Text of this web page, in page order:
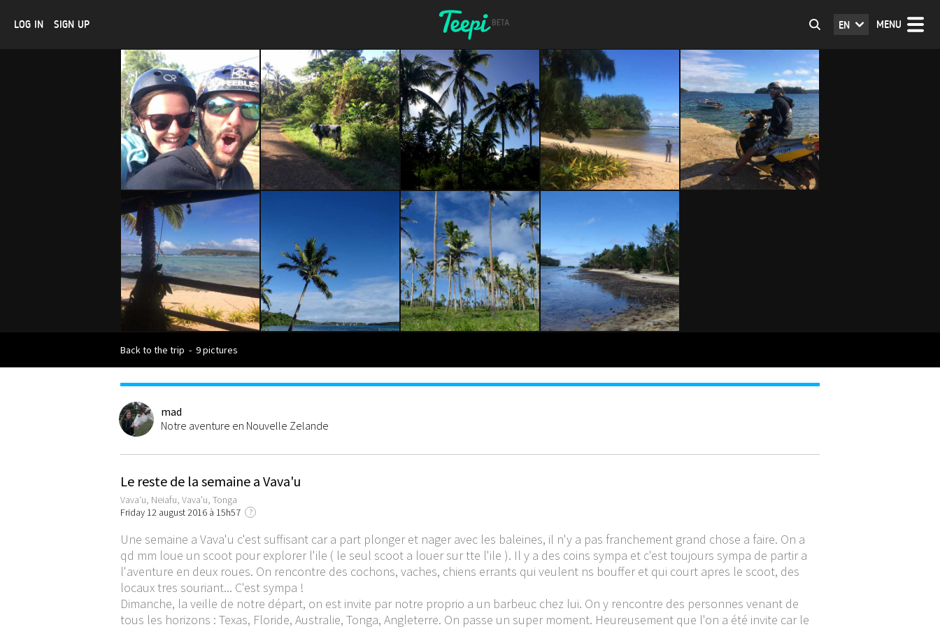
LOG IN SIGN UP MENU
EN
Back to the trip - 9 pictures
mad
Notre aventure en Nouvelle Zelande
Le reste de la semaine a Vava'u
Vavaʻu, Neiafu, Vava'u, Tonga
Friday 12 august 2016 à 15h57
?
Une semaine a Vava'u c'est suffisant car a part plonger et nager avec les baleines, il n'y a pas franchement grand chose a faire. On a
qd mm loue un scoot pour explorer l'ile ( le seul scoot a louer sur tte l'ile ). Il y a des coins sympa et c'est toujours sympa de partir a
l'aventure en deux roues. On rencontre des cochons, vaches, chiens errants qui veulent ns bouffer et qui court apres le scoot, des
locaux tres souriant... C'est sympa !
Dimanche, la veille de notre départ, on est invite par notre proprio a un barbeuc chez lui. On y rencontre des personnes venant de
tous les horizons : Texas, Floride, Australie, Tonga, Angleterre. On passe un super moment. Heureusement que l'on a été invite car le